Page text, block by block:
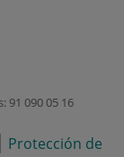
91 090 05 16
Protección de